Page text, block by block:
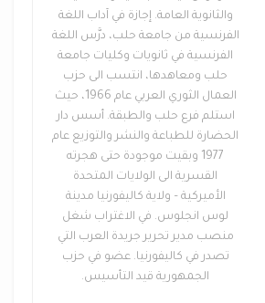
حيث انه كان خطابا متشجنجا
وهو خطاب تميز بالمذهبية
رفعها في سورية، فمن شعار ” يا
” لبيك يا زينب” الى حربه من أجل
الى صرخته المدوية بقوله ” نحن
طالب” وكأن أحد ما، قد شكك في
الراشدي علي بن ابي طالب وابن عم
والعنجهية المذهبية يوصل مع
أعمال كالتي عرفتها الضاحية
بئر العبد او الرويس. مع الأسف
والثانوية العامة. إجازة في آداب اللغة
الفرنسية من جامعة حلب، درَّس اللغة
الفرنسية في ثانويات وكليات جامعة
حلب ومعاهدها، انتسب الى حزب
العمال الثوري العربي عام 1966، حيث
استلم فرع حلب والطبقة. أسس دار
الحضارة للطباعة والنشر والتوزيع عام
1977 وبقيت موجودة حتى هجرته
القسرية الى الولايات المتحدة
الأميركية – ولاية كاليفورنيا مدينة
لوس انجلوس. في الاغتراب شغل
منصب مدير تحرير جريدة العرب التي
تصدر في كاليفورنيا. عضو في حزب
الجمهورية قيد التأسيس.